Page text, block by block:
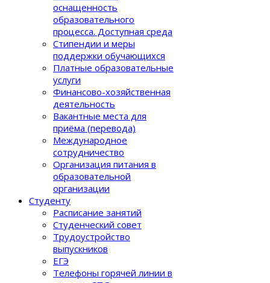
оснащенность
образовательного
процеcса. Доступная среда
Стипендии и меры
поддержки обучающихся
Платные образовательные
услуги
Финансово-хозяйственная
деятельность
Вакантные места для
приёма (перевода)
Международное
сотрудничество
Организация питания в
образовательной
организации
Студенту
Расписание занятий
Студенческий совет
Трудоустройство
выпускников
ЕГЭ
Телефоны горячей линии в